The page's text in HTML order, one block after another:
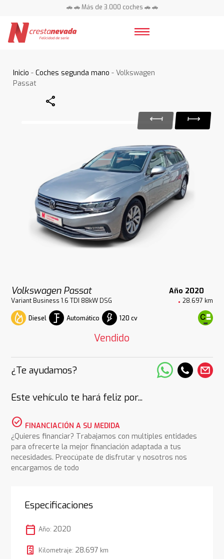
🚗 🚗 Más de 3.000 coches 🚗 🚗
Inicio -Coches segunda mano - Volkswagen
Passat
Share
Volkswagen Passat Año 2020
Variant Business 1.6 TDI 88kW DSG 28.697 km
Diesel Automático 120 cv
Vendido
¿Te ayudamos?
Este vehículo te hará feliz por...
check_circle FINANCIACIÓN A SU MEDIDA
¿Quieres financiar? Trabajamos con multiples entidades
para ofrecerte la mejor financiación adaptada a tus
necesidades. Preocúpate de disfrutar y nosotros nos
encargamos de todo
Especificaciones
calendar_today Año: 2020
Kilometraje: 28.697 km